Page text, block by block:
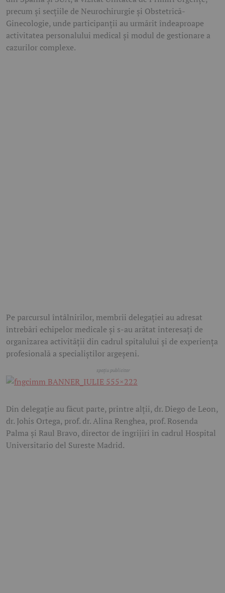
precum și secțiile de Neurochirurgie și Obstetrică-
Ginecologie, unde participanții au urmărit îndeaproape
activitatea personalului medical și modul de gestionare a
cazurilor complexe.
Pe parcursul întâlnirilor, membrii delegației au adresat
întrebări echipelor medicale și s-au arătat interesați de
organizarea activității din cadrul spitalului și de experiența
profesională a specialiștilor argeșeni.
Din delegație au făcut parte, printre alții, dr. Diego de Leon,
dr. Johis Ortega, prof. dr. Alina Renghea, prof. Rosenda
Palma și Raul Bravo, director de îngrijiri în cadrul Hospital
Universitario del Sureste Madrid.